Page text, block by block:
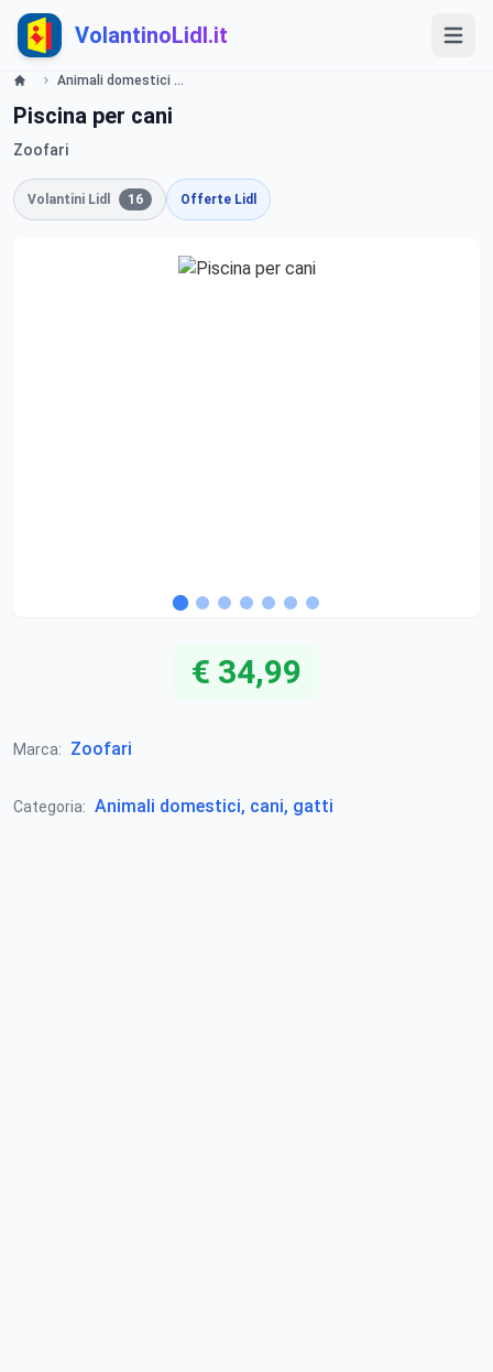
VolantinoLidl.it
Animali domestici Lidl
Piscina per cani
Zoofari
Volantini Lidl 16 Offerte Lidl
€ 34,99
Marca: Zoofari
Categoria: Animali domestici, cani, gatti